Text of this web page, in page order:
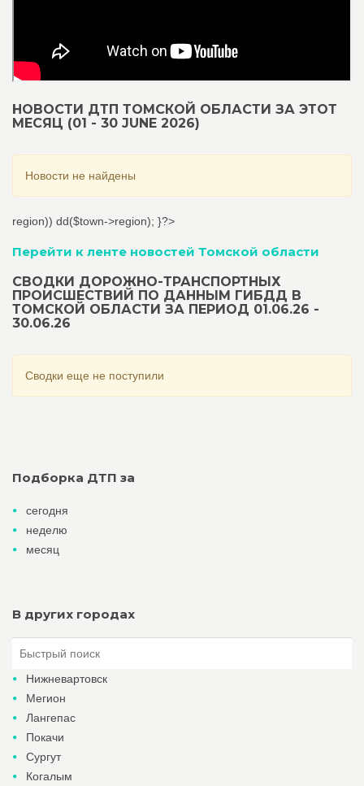
НОВОСТИ ДТП ТОМСКОЙ ОБЛАСТИ ЗА ЭТОТ
МЕСЯЦ (01 - 30 JUNE 2026)
Новости не найдены
region)) dd($town->region); }?>
Перейти к ленте новостей Томской области
СВОДКИ ДОРОЖНО-ТРАНСПОРТНЫХ
ПРОИСШЕСТВИЙ ПО ДАННЫМ ГИБДД В
ТОМСКОЙ ОБЛАСТИ ЗА ПЕРИОД 01.06.26 -
30.06.26
Сводки еще не поступили
Подборка ДТП за
сегодня
неделю
месяц
В других городах
Нижневартовск
Мегион
Лангепас
Покачи
Сургут
Когалым